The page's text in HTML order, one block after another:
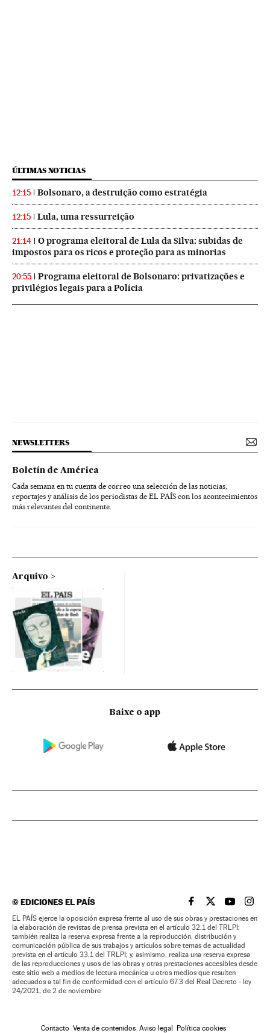
ÚLTIMAS NOTICIAS
12:15 Bolsonaro, a destruição como estratégia
12:15 Lula, uma ressurreição
21:14
O programa eleitoral de Lula da Silva: subidas de
impostos para os ricos e proteção para as minorias
20:55
Programa eleitoral de Bolsonaro: privatizações e
privilégios legais para a Polícia
NEWSLETTERS
Boletín de América
Cada semana en tu cuenta de correo una selección de las noticias,
reportajes y análisis de los periodistas de EL PAÍS con los acontecimientos
más relevantes del continente.
Arquivo
Baixe o app
©EDICIONES EL PAÍS EL PAÍS BRASIL EN
EL PAÍSEL PAÍS
EL
EL PAÍS ejerce la oposición expresa frente al uso de sus obras y prestaciones en
la elaboración de revistas de prensa prevista en el artículo 32.1 del TRLPI;
también realiza la reserva expresa frente a la reproducción, distribución y
comunicación pública de sus trabajos y artículos sobre temas de actualidad
prevista en el artículo 33.1 del TRLPI; y, asimismo, realiza una reserva expresa
de las reproducciones y usos de las obras y otras prestaciones accesibles desde
este sitio web a medios de lectura mecánica u otros medios que resulten
adecuados a tal fin de conformidad con el artículo 67.3 del Real Decreto - ley
24/2021, de 2 de noviembre
Contacto Venta de contenidos Aviso legal Política cookies